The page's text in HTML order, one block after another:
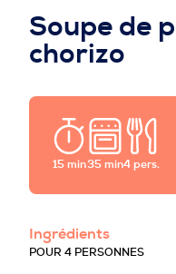
Soupe de
chorizo
15 min35 min4 pers.
Ingrédients
POUR 4 PERSONNES